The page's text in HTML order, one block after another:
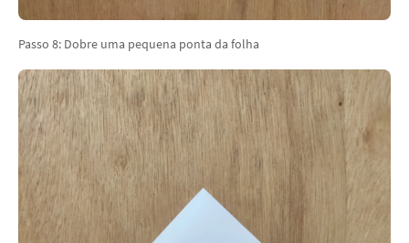
Passo 8: Dobre uma pequena ponta da folha